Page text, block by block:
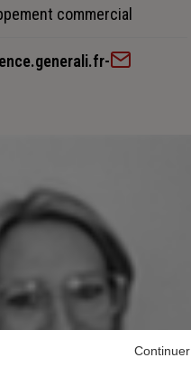
commercial
-